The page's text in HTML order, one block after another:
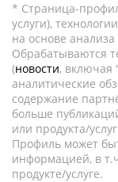
* Страница-
услуги),
на основе
Обрабатываются
(новости, включая
аналитические
содержание
больше
или продукта/
Профиль может
информацией, в
продукте/услуге.